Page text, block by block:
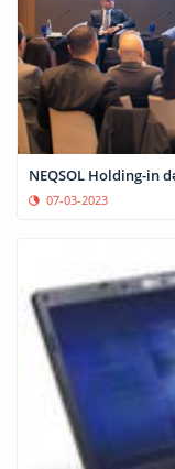
NEQSOL Holding-in
07-03-2023